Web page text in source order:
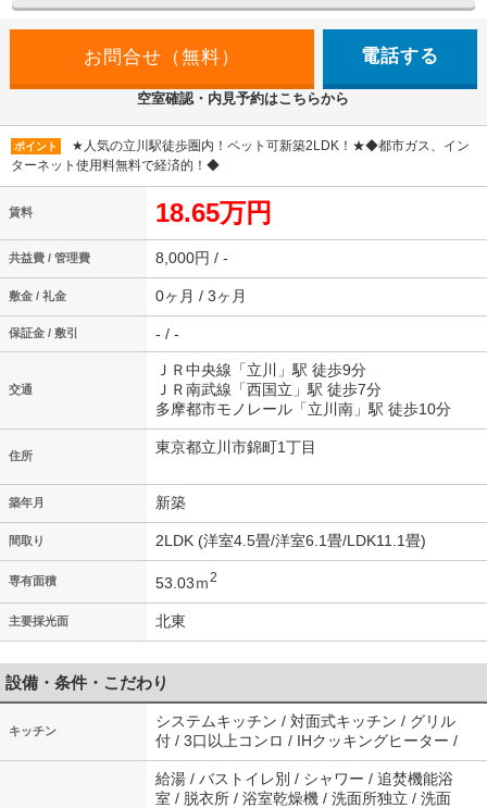
電話する
空室確認・内見予約はこちらから
ポイント
★人気の立川駅徒歩圏内！ペット可新築2LDK！★◆都市ガス、イン
ターネット使用料無料で経済的！◆
賃料 18.65万円
共益費 / 管理費 8,000円 / -
敷金 / 礼金 0ヶ月 / 3ヶ月
保証金 / 敷引 - / -
交通
ＪＲ中央線「立川」駅 徒歩9分
ＪＲ南武線「西国立」駅 徒歩7分
多摩都市モノレール「立川南」駅 徒歩10分
住所 東京都立川市錦町1丁目
築年月 新築
間取り 2LDK (洋室4.5畳/洋室6.1畳/LDK11.1畳)
専有面積 53.03ｍ2
主要採光面 北東
設備・条件・こだわり
キッチン
システムキッチン / 対面式キッチン / グリル
付 / 3口以上コンロ / IHクッキングヒーター /
給湯 / バストイレ別 / シャワー / 追焚機能浴
室 / 脱衣所 / 浴室乾燥機 / 洗面所独立 / 洗面